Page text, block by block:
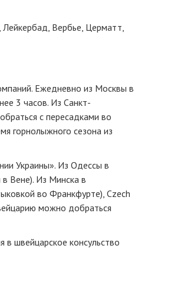
Лейкербад, Вербье, Церматт,
Ежедневно из Москвы в
3 часов. Из Санкт-
с пересадками во
горнолыжного сезона из
Украины». Из Одессы в
Вене). Из Минска в
во Франкфурте), Czech
можно добраться
швейцарское консульство